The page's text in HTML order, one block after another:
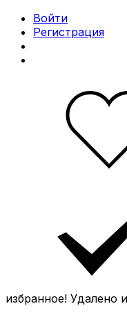
Войти
Регистрация
избранное! Удалено